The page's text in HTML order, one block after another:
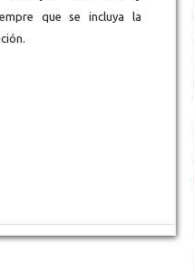
que se incluya la